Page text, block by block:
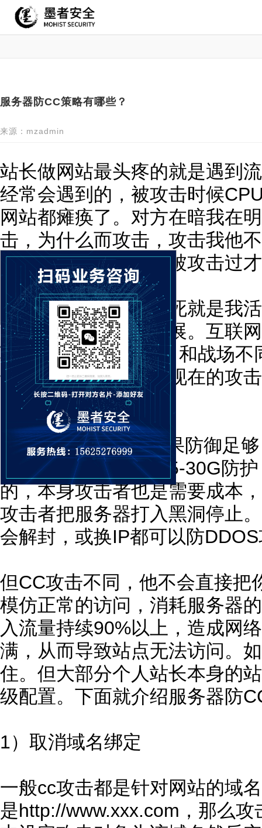
服务器防CC策略有哪些？
来源：mzadmin
站长做网站最头疼的就是遇到
经常会遇到的，被攻击时候
网站都瘫痪了。对方在暗我在
击，为什么而攻击，攻击我他
那种烦躁的感觉只有被攻击过
攻击和防御，不是你死就是我
活，影响正常业务开展。互联
验,技术,金钱的较量，和战场
却比较麻烦或困难，现在的攻
多。
DDOS攻击的时候如果防御足
的空间商大都提供了5-30G防
的，本身攻击者也是需要成本
攻击者把服务器打入黑洞停止
会解封，或换IP都可以防
但CC攻击不同，他不会直接把
模仿正常的访问，消耗服务器
入流量持续90%以上，造成网
满，从而导致站点无法访问。
住。但大部分个人站长本身的
级配置。下面就介绍服务器防
1）取消域名绑定
一般cc攻击都是针对网站的域
是http://www.xxx.com，那么